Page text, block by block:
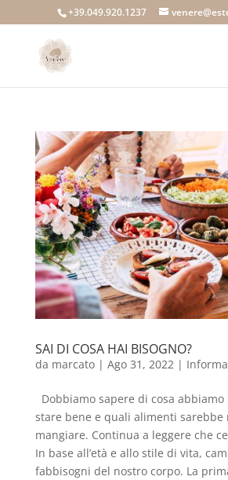
+39.049.920.1237
SAI DI COSA HAI BISOGNO?
da marcato| Ago 31, 2022|
Dobbiamo sapere di cosa
stare bene e quali alimenti sarebbe
mangiare. Continua a leggere che
In base all’età e allo stile di vita,
fabbisogni del nostro corpo. La